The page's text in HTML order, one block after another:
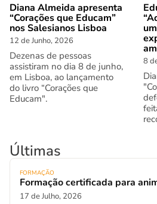
Diana Almeida apresenta
“Corações que Educam”
nos Salesianos Lisboa
12 de Junho, 2026
Dezenas de pessoas
assistiram no dia 8 de junho,
em Lisboa, ao lançamento
do livro “Corações que
Educam".
8
Últimas
FORMAÇÃO
Formação certificada para
17 de Julho, 2026